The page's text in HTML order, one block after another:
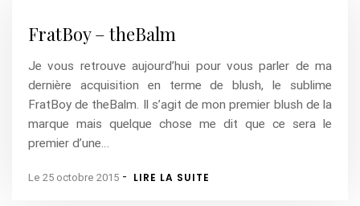
FratBoy – theBalm
Je vous retrouve aujourd’hui pour vous parler de ma
dernière acquisition en terme de blush, le sublime
FratBoy de theBalm. Il s’agit de mon premier blush de la
marque mais quelque chose me dit que ce sera le
premier d’une…
Le 25 octobre 2015 - LIRE LA SUITE